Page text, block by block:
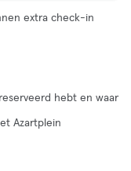
extra check-in
hebt en waar
Azartplein